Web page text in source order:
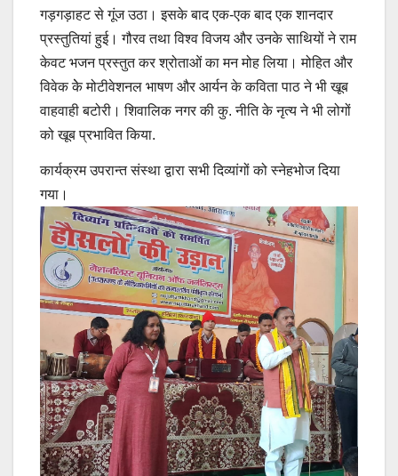
गड़गड़ाहट से गूंज उठा। इसके बाद एक-एक बाद एक शानदार
प्रस्तुतियां हुई। गौरव तथा विश्व विजय और उनके साथियों ने राम
केवट भजन प्रस्तुत कर श्रोताओं का मन मोह लिया। मोहित और
विवेक केे मोटीवेशनल भाषण और आर्यन के कविता पाठ ने भी खूब
वाहवाही बटोरी। शिवालिक नगर की कु. नीति के नृत्य ने भी लोगों
को खूब प्रभावित किया.
कार्यक्रम उपरान्त संस्था द्वारा सभी दिव्यांगों को स्नेहभोज दिया
गया।